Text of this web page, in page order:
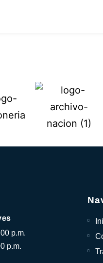
p.m.
p.m.